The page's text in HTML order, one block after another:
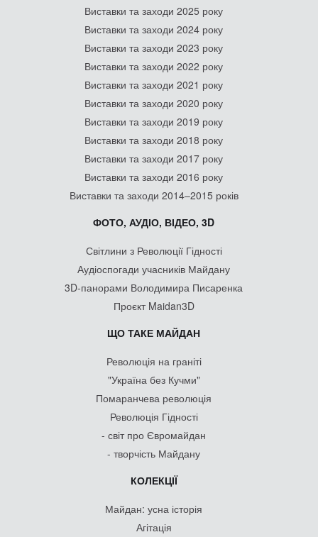
Виставки та заходи 2025 року
Виставки та заходи 2024 року
Виставки та заходи 2023 року
Виставки та заходи 2022 року
Виставки та заходи 2021 року
Виставки та заходи 2020 року
Виставки та заходи 2019 року
Виставки та заходи 2018 року
Виставки та заходи 2017 року
Виставки та заходи 2016 року
Виставки та заходи 2014–2015 років
ФОТО, АУДІО, ВІДЕО, 3D
Світлини з Революції Гідності
Аудіоспогади учасників Майдану
3D-панорами Володимира Писаренка
Проєкт Maidan3D
ЩО ТАКЕ МАЙДАН
Революція на граніті
"Україна без Кучми"
Помаранчева революція
Революція Гідності
- світ про Євромайдан
- творчість Майдану
КОЛЕКЦІЇ
Майдан: усна історія
Агітація